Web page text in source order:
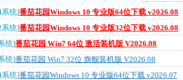
系统]番茄花园Windows 10 专业版64位下载 v2026.08
系统]番茄花园Windows 10 专业版32位下载 v2026.08
统]番茄花园 Win7 64位 激活装机版 V2026.08
统]番茄花园 Win7 32位 旗舰装机版 V2026.08
系统]番茄花园Windows 10 专业版64位下载 v2026.07